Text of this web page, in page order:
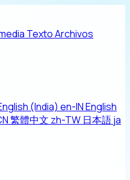
TextoArchivos
(India) en-INEnglish
繁體中文 zh-TW 日本語ja